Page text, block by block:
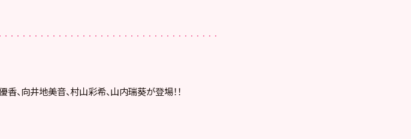
、向井地美音、村山彩希、山内瑞葵が登場！！